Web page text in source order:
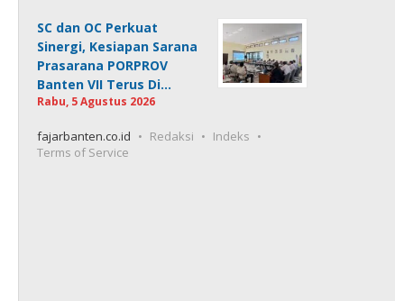
SC dan OC Perkuat
Sinergi, Kesiapan Sarana
Prasarana PORPROV
Banten VII Terus Di…
Rabu, 5 Agustus 2026
fajarbanten.co.id Redaksi
Indeks
Terms of Service